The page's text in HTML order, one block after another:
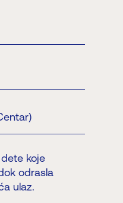
koje
odrasla
ulaz.